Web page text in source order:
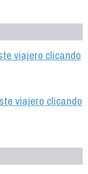
viajero clicando
viajero clicando